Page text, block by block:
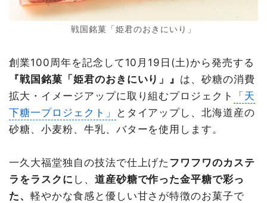
戦国銘菓「姫君のおきにいり」
創業100周年を記念して10月19日(土)から発売する
『戦国銘菓「姫君のおきにいり」』 は、砂糖の消費
拡大・イメージアップに取り組むプロジェクト
「天
下糖一プロジェクト」
とタイアップし、北海道産の
砂糖、小麦粉、牛乳、バターを使用します。
一久大福堂独自の技法で仕上げた フワフワのカステ
ラをラスクに し、 道産砂糖で作った金平糖で彩っ
た、 軽やかな食感と優しい甘さが特徴のお菓子で